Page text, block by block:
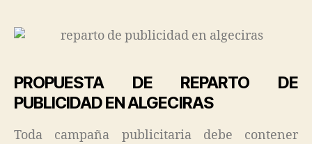
PROPUESTA DE REPARTO DE
PUBLICIDAD EN ALGECIRAS
Toda campaña publicitaria debe contener